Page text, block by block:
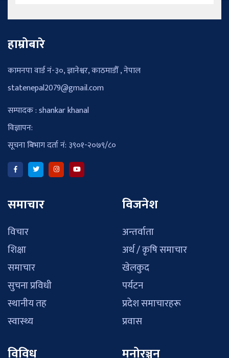
हाम्रोबारे
कामनपा वार्ड नं-३०, ज्ञानेश्वर, काठमाडौँ , नेपाल
statenepal2079@gmail.com
सम्पादक : shankar khanal
विज्ञापन:
सूचना बिभाग दर्ता नं: ३९०१-२०७९/८०
समाचार
विचार
शिक्षा
समाचार
सुचना प्रविधी
स्थानीय तह
स्वास्थ्य
विजनेश
अन्तर्वाता
अर्थ / कृषि समाचार
खेलकुद
पर्यटन
प्रदेश समाचारहरू
प्रवास
विविध मनोरञ्जन